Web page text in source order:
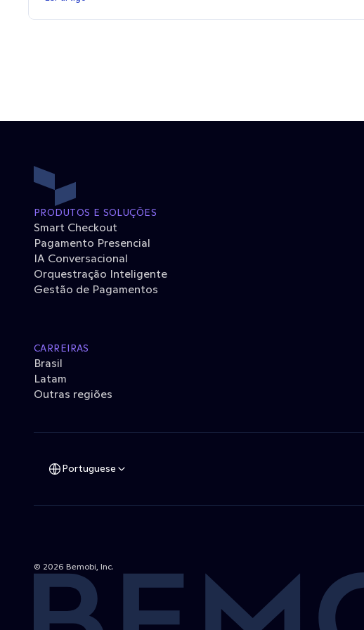
PRODUTOS E SOLUÇÕES
Smart Checkout
Pagamento Presencial
IA Conversacional
Orquestração Inteligente
Gestão de Pagamentos
CARREIRAS
Brasil
Latam
Outras regiões
Portuguese
© 2026 Bemobi, Inc.